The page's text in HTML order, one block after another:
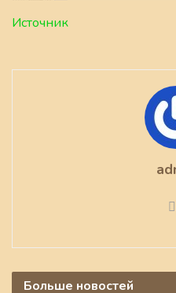
Источник
Больше новостей